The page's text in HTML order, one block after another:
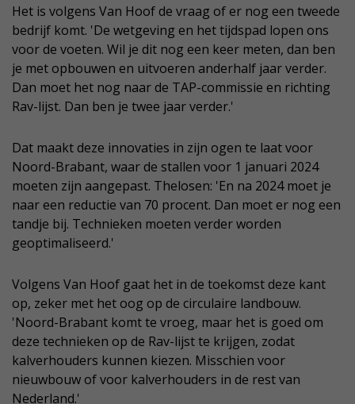
Het is volgens Van Hoof de vraag of er nog een tweede
bedrijf komt. 'De wetgeving en het tijdspad lopen ons
voor de voeten. Wil je dit nog een keer meten, dan ben
je met opbouwen en uitvoeren anderhalf jaar verder.
Dan moet het nog naar de TAP-commissie en richting
Rav-lijst. Dan ben je twee jaar verder.'
Dat maakt deze innovaties in zijn ogen te laat voor
Noord-Brabant, waar de stallen voor 1 januari 2024
moeten zijn aangepast. Thelosen: 'En na 2024 moet je
naar een reductie van 70 procent. Dan moet er nog een
tandje bij. Technieken moeten verder worden
geoptimaliseerd.'
Volgens Van Hoof gaat het in de toekomst deze kant
op, zeker met het oog op de circulaire landbouw.
'Noord-Brabant komt te vroeg, maar het is goed om
deze technieken op de Rav-lijst te krijgen, zodat
kalverhouders kunnen kiezen. Misschien voor
nieuwbouw of voor kalverhouders in de rest van
Nederland.'